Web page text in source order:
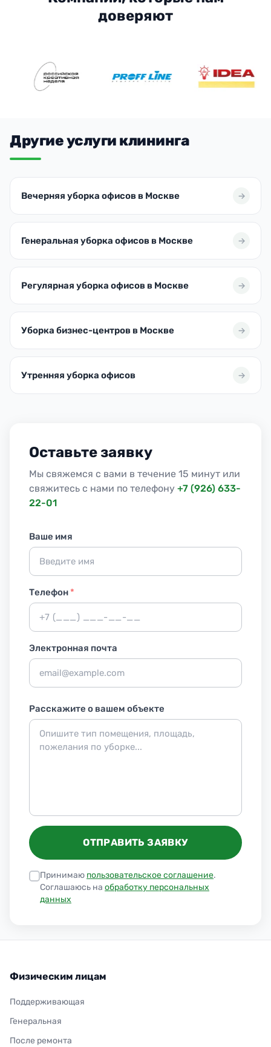
доверяют
Другие услуги клининга
Вечерняя уборка офисов в Москве
Генеральная уборка офисов в Москве
Регулярная уборка офисов в Москве
Уборка бизнес-центров в Москве
Утренняя уборка офисов
Оставьте заявку
Мы свяжемся с вами в течение 15 минут или
свяжитесь с нами по телефону +7 (926) 633-
22-01
Ваше имя
Телефон*
Электронная почта
Расскажите о вашем объекте
ОТПРАВИТЬ ЗАЯВКУ
Принимаю пользовательское соглашение.
Соглашаюсь на обработку персональных
данных
Физическим лицам
Поддерживающая
Генеральная
После ремонта